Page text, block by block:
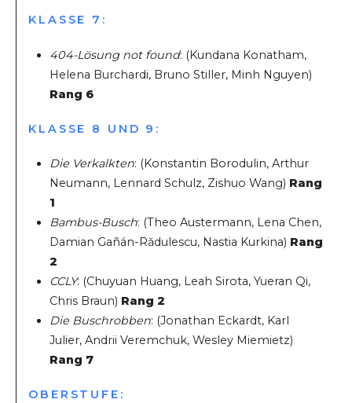
KLASSE 7:
404-Lösung not found: (Kundana Konatham,
Helena Burchardi, Bruno Stiller, Minh Nguyen)
Rang 6
KLASSE 8 UND 9:
Die Verkalkten: (Konstantin Borodulin, Arthur
Neumann, Lennard Schulz, Zishuo Wang) Rang
1
Bambus-Busch: (Theo Austermann, Lena Chen,
Damian Gañán-Rădulescu, Nastia Kurkina) Rang
2
CCLY: (Chuyuan Huang, Leah Sirota, Yueran Qi,
Chris Braun) Rang 2
Die Buschrobben: (Jonathan Eckardt, Karl
Julier, Andrii Veremchuk, Wesley Miemietz)
Rang 7
OBERSTUFE: